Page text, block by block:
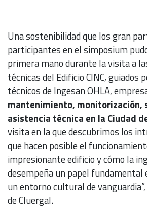
Una sostenibilidad que los gran
participantes en el simposium
primera mano durante la visita a
técnicas del Edificio CINC, guiados
técnicos de Ingesan OHLA,
mantenimiento, monitorización,
asistencia técnica en la Ciudad
visita en la que descubrimos los
que hacen posible el
impresionante edificio y cómo la
desempeña un papel fundamental
un entorno cultural de
de Cluergal.